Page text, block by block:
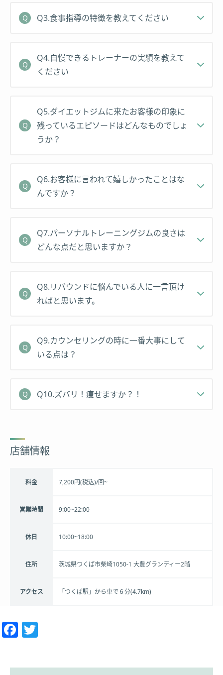
・筑波大学院体育学専攻に入学。内科系スポーツ医
・大学院進学と同時にパーソナルトレーナーとして
として活動。
2017年
レインウェルネスアワードにて最年少ファイナリス
トとして登壇し、特別賞を受賞。
・ネット場で不特定多数の支援者から資金を募るク
ラウドファンディングで100万円を調達し、つくば
現在はここを活動拠点に、茨城・千葉・東京などで
も活動を行なっている。
ムのサポートスタッフとして、男子ハンドボール部
のストレングス＆コンディショニングコーチも兼任
・テクノパーク桜商店会副会長に拝命後、地域住民
現在はパーソナルトレーナーORIGINESSとして活
動。
これまで数百人のアスリート、経営者、一般の方か
ディメイクに限らず、生活習慣病・肩こり・腰痛と
を行なっている。
・PHIピラティスインストラクター（Mat 1&2修
了）
Q3.食事指導の特徴を教えてください
Q4.自慢できるトレーナーの実績を教えて
ください
Q5.ダイエットジムに来たお客様の印象に
残っているエピソードはどんなものでしょ
うか？
Q6.お客様に言われて嬉しかったことはな
んですか？
Q7.パーソナルトレーニングジムの良さは
どんな点だと思いますか？
Q8.リバウンドに悩んでいる人に一言頂け
ればと思います。
Q9.カウンセリングの時に一番大事にして
いる点は？
Q10.ズバリ！痩せますか？！
店舗情報
料金 7,200円(税込)/回~
営業時間 9:00~22:00
休日 10:00~18:00
住所 茨城県つくば市柴崎1050-1 大豊グランディー2階
アクセス 「つくば駅」から車で６分(4.7km)
Facebook